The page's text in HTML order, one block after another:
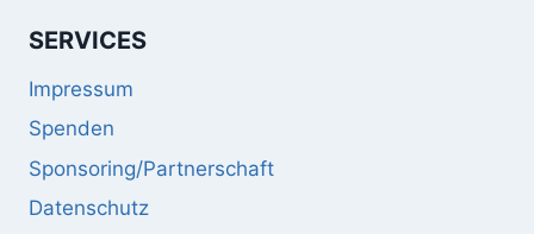
SERVICES
Impressum
Spenden
Sponsoring/Partnerschaft
Datenschutz